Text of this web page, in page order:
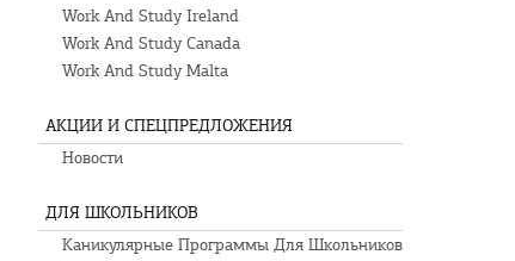
Work And Study Ireland
Work And Study Canada
Work And Study Malta
АКЦИИ И СПЕЦПРЕДЛОЖЕНИЯ
Новости
ДЛЯ ШКОЛЬНИКОВ
Каникулярные Программы Для Школьников